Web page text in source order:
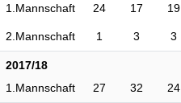
1.Mannschaft
24 17 19
2.Mannschaft 1 3 3
2017/18
1.Mannschaft
27 32 24